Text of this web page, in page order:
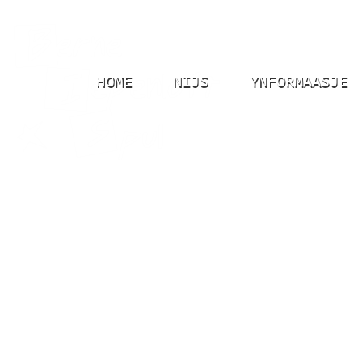
HOME NIJS YNFORMAASJE